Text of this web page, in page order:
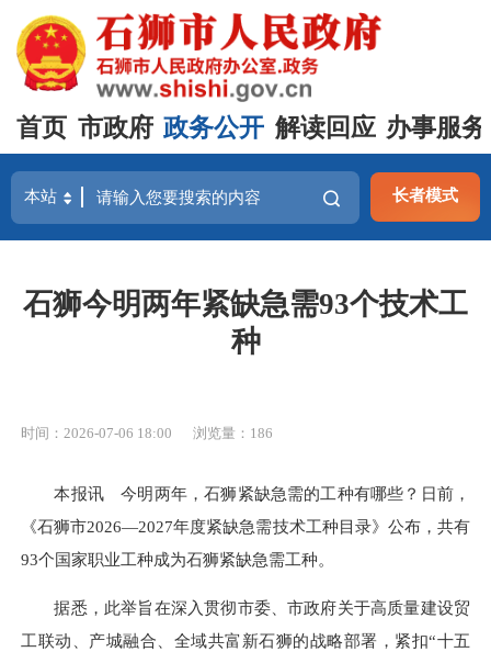
首页 市政府 政务公开 解读回应 办事服务
长者模式
石狮今明两年紧缺急需93个技术工
种
时间：2026-07-06 18:00 浏览量： 186
本报讯 今明两年，石狮紧缺急需的工种有哪些？日前，
《石狮市2026—2027年度紧缺急需技术工种目录》公布，共有
93个国家职业工种成为石狮紧缺急需工种。
据悉，此举旨在深入贯彻市委、市政府关于高质量建设贸
工联动、产城融合、全域共富新石狮的战略部署，紧扣“十五